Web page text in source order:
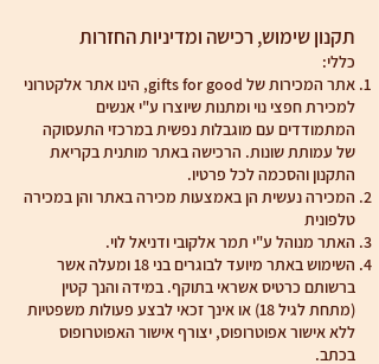
תקנון שימוש, רכישה ומדיניות החזרות
כללי:
אתר המכירות של gifts for good, הינו אתר אלקטרוני
למכירת חפצי נוי ומתנות שיוצרו ע"י אנשים
המתמודדים עם מוגבלות נפשית במרכזי התעסוקה
של עמותת שונות. הרכישה באתר מותנית בקריאת
התקנון והסכמה לכל פרטיו.
המכירה נעשית הן באמצעות מכירה באתר והן במכירה
טלפונית
האתר מנוהל ע"י תמר אלקובי ודניאל לוי.
השימוש באתר מיועד לבוגרים בני 18 ומעלה אשר
ברשותם כרטיס אשראי בתוקף. במידה והנך קטין
(מתחת לגיל 18) או אינך זכאי לבצע פעולות משפטיות
ללא אישור אפוטרופוס, יצורף אישור האפוטרופוס
בכתב.